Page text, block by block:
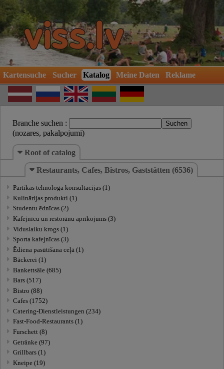
Kartensuche Sucher Katalog Meine Daten Reklame
Branche suchen :
(nozares, pakalpojumi)
Root of catalog
Restaurants, Cafes, Bistros, Gaststätten (6536)
Pārtikas tehnologa konsultācijas (1)
Kulinārijas produkti (1)
Studentu ēdnīcas (2)
Kafejnīcu un restorānu aprīkojums (3)
Viduslaiku krogs (1)
Sporta kafejnīcas (3)
Ēdiena pasūtīšana ceļā (1)
Bäckerei (1)
Bankettsäle (685)
Bars (517)
Bistro (88)
Cafes (1752)
Catering-Dienstleistungen (234)
Fast-Food-Restaurants (1)
Furschett (8)
Getränke (97)
Grillbars (1)
Kneipe (19)